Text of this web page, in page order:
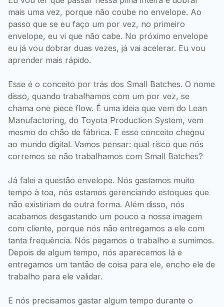
mais uma vez, porque não coube no envelope. Ao
passo que se eu faço um por vez, no primeiro
envelope, eu vi que não cabe. No próximo envelope
eu já vou dobrar duas vezes, já vai acelerar. Eu vou
aprender mais rápido.
Esse é o conceito por trás dos Small Batches. O nome
disso, quando trabalhamos com um por vez, se
chama one piece flow. É uma ideia que vem do Lean
Manufactoring, do Toyota Production System, vem
mesmo do chão de fábrica. E esse conceito chegou
ao mundo digital. Vamos pensar: qual risco que nós
corremos se não trabalhamos com Small Batches?
Já falei a questão envelope. Nós gastamos muito
tempo à toa, nós estamos gerenciando estoques que
não existiriam de outra forma. Além disso, nós
acabamos desgastando um pouco a nossa imagem
com cliente, porque nós não entregamos a ele com
tanta frequência. Nós pegamos o trabalho e sumimos.
Depois de algum tempo, nós aparecemos lá e
entregamos um tantão de coisa para ele, encho ele de
trabalho para ele validar.
E nós precisamos gastar algum tempo durante o